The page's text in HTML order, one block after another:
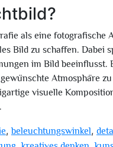
als eine fotografische
Bild zu schaffen. Dabei
im Bild
Atmosphäre
visuelle
,beleuchtungswinkel,